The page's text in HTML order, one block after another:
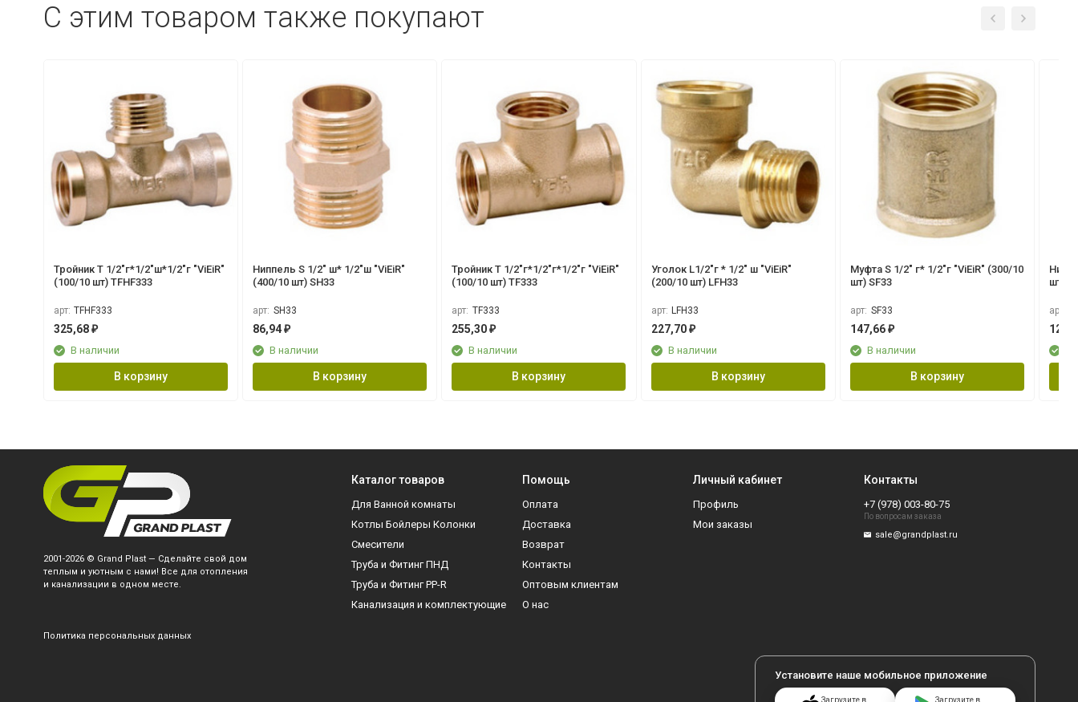
C этим товаром также покупают
Тройник Т 1/2"г*1/2"ш*1/2"г "ViEiR"
(100/10 шт) TFНF333
арт: TFHF333
325,68 ₽
В наличии
В корзину
Ниппель S 1/2" ш* 1/2"ш "ViEiR"
(400/10 шт) SH33
арт: SH33
86,94 ₽
В наличии
В корзину
Тройник Т 1/2"г*1/2"г*1/2"г "ViEiR"
(100/10 шт) TF333
арт: TF333
255,30 ₽
В наличии
В корзину
Уголок L1/2"г * 1/2" ш "ViEiR"
(200/10 шт) LFH33
арт: LFH33
227,70 ₽
В наличии
В корзину
Муфта S 1/2" г* 1/2"г "ViEiR" (300/10
шт) SF33
арт: SF33
147,66 ₽
В наличии
В корзину
шт)
арт:
2001-2026 © Grand Plast — Сделайте свой дом
теплым и уютным с нами! Все для отопления
и канализации в одном месте.
Политика персональных данных
Каталог товаров
Для Ванной комнаты
Котлы Бойлеры Колонки
Смесители
Труба и Фитинг ПНД
Труба и Фитинг PP-R
Канализация и комплектующие
Помощь
Оплата
Доставка
Возврат
Контакты
Оптовым клиентам
О нас
Личный кабинет
Профиль
Мои заказы
Контакты
+7 (978) 003-80-75
По вопросам заказа
sale@grandplast.ru
Установите наше мобильное приложение
Загрузите в Загрузите в